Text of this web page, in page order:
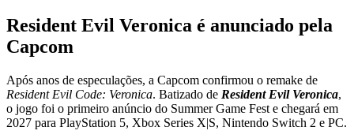
Resident Evil Veronica é anunciado pela
Capcom
Após anos de especulações, a Capcom confirmou o remake de
Resident Evil Code: Veronica. Batizado de Resident Evil Veronica,
o jogo foi o primeiro anúncio do Summer Game Fest e chegará em
2027 para PlayStation 5, Xbox Series X|S, Nintendo Switch 2 e PC.